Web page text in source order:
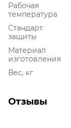
Рабочая
температура
Стандарт
защиты
Материал
изготовления
Вес, кг
Отзывы